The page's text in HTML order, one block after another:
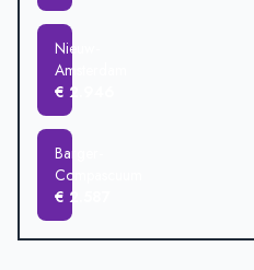
Nieuw-
Amsterdam
€ 2.946
Barger-
Compascuum
€ 2.587